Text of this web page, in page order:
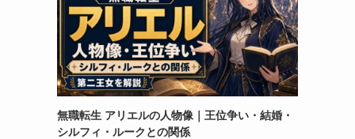
無職転生 アリエルの人物像｜王位争い・結婚・
シルフィ・ルークとの関係